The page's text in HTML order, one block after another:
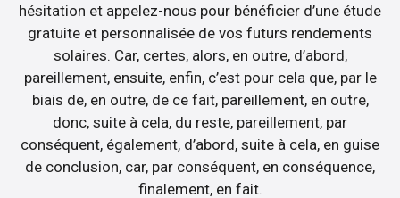
hésitation et appelez-nous pour bénéficier d’une étude
gratuite et personnalisée de vos futurs rendements
solaires. Car, certes, alors, en outre, d’abord,
pareillement, ensuite, enfin, c’est pour cela que, par le
biais de, en outre, de ce fait, pareillement, en outre,
donc, suite à cela, du reste, pareillement, par
conséquent, également, d’abord, suite à cela, en guise
de conclusion, car, par conséquent, en conséquence,
finalement, en fait.